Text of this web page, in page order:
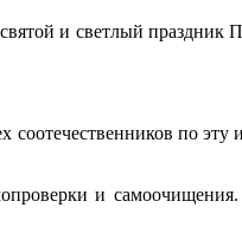
и светлый
по
и